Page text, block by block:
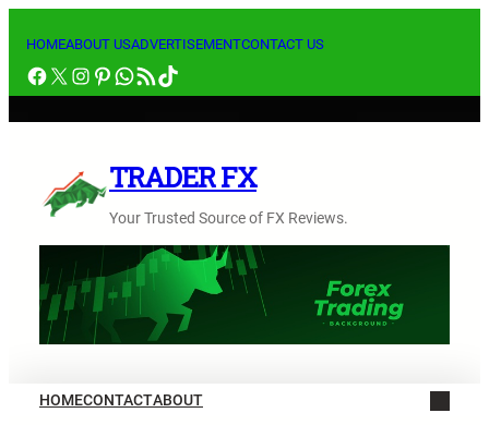
ス
キ
HOMEABOUT USADVERTISEMENTCONTACT US
Facebook
X Instagram
Pinterest
WhatsApp
RSS フィードTikTok
TRADER FX
Your Trusted Source of FX Reviews.
HOMECONTACTABOUT